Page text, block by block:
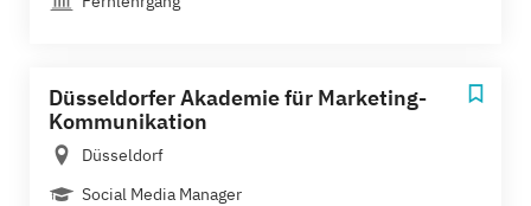
Düsseldorfer Akademie für Marketing-
Kommunikation
Düsseldorf
Social Media Manager